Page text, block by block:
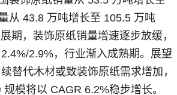
从 43.8 万吨增长至 105.5 万吨
期，装饰原纸销量增速逐步放缓，
2.9%，行业渐入成熟期。展望
替代木材或致装饰原纸需求增加，
模将以 CAGR 6.2%稳步增长。